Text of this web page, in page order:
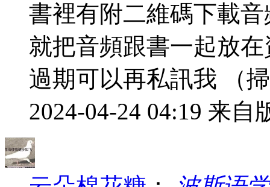
書裡有附二維碼下載
就把音頻跟書一起放
過期可以再私訊我 （
2024-04-24 04:19 来自